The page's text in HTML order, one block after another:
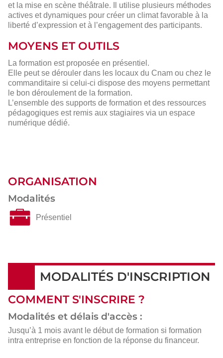
et la mise en scène théâtrale. Il utilise plusieurs méthodes
actives et dynamiques pour créer un climat favorable à la
liberté d’expression et à l’engagement des participants.
MOYENS ET OUTILS
La formation est proposée en présentiel.
Elle peut se dérouler dans les locaux du Cnam ou chez le
commanditaire si celui-ci dispose des moyens permettant
le bon déroulement de la formation.
L’ensemble des supports de formation et des ressources
pédagogiques est remis aux stagiaires via un espace
numérique dédié.
ORGANISATION
Modalités
Présentiel
MODALITÉS D'INSCRIPTION
COMMENT S'INSCRIRE ?
Modalités et délais d'accès :
Jusqu’à 1 mois avant le début de formation si formation
intra entreprise en fonction de la réponse du financeur.